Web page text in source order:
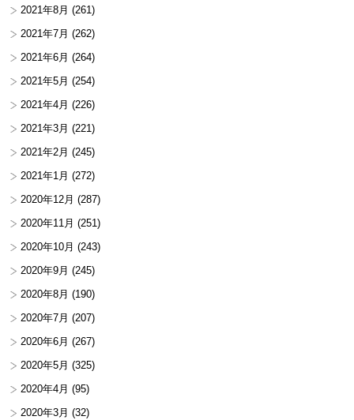
2021年8月 (261)
2021年7月 (262)
2021年6月 (264)
2021年5月 (254)
2021年4月 (226)
2021年3月 (221)
2021年2月 (245)
2021年1月 (272)
2020年12月 (287)
2020年11月 (251)
2020年10月 (243)
2020年9月 (245)
2020年8月 (190)
2020年7月 (207)
2020年6月 (267)
2020年5月 (325)
2020年4月 (95)
2020年3月 (32)